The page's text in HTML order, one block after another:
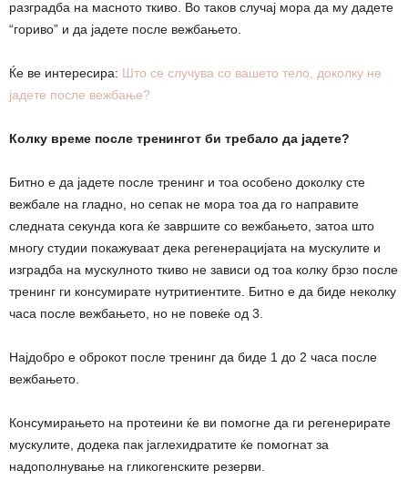
разградба на масното ткиво. Во таков случај мора да му дадете
“гориво” и да јадете после вежбањето.
Ќе ве интересира: Што се случува со вашето тело, доколку не
јадете после вежбање?
Колку време после тренингот би требало да јадете?
Битно е да јадете после тренинг и тоа особено доколку сте
вежбале на гладно, но сепак не мора тоа да го направите
следната секунда кога ќе завршите со вежбањето, затоа што
многу студии покажуваат дека регенерацијата на мускулите и
изградба на мускулното ткиво не зависи од тоа колку брзо после
тренинг ги консумирате нутритиентите. Битно е да биде неколку
часа после вежбањето, но не повеќе од 3.
Најдобро е оброкот после тренинг да биде 1 до 2 часа после
вежбањето.
Консумирањето на протеини ќе ви помогне да ги регенерирате
мускулите, додека пак јаглехидратите ќе помогнат за
надополнување на гликогенските резерви.